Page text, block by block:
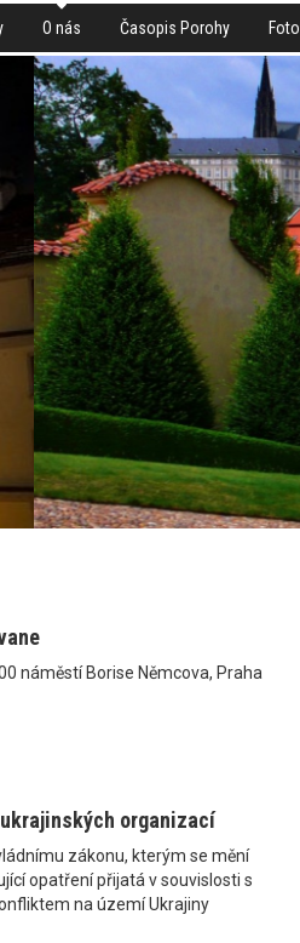
O nás Časopis Porohy Foto
náměstí Borise Němcova, Praha
organizací
zákonu, kterým se mění
opatření přijatá v souvislosti s
na území Ukrajiny